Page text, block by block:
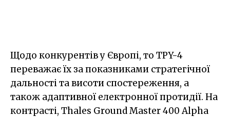
Щодо конкурентів у Європі, то TPY-4
переважає їх за показниками стратегічної
дальності та висоти спостереження, а
також адаптивної електронної протидії. На
контрасті, Thales Ground Master 400 Alpha